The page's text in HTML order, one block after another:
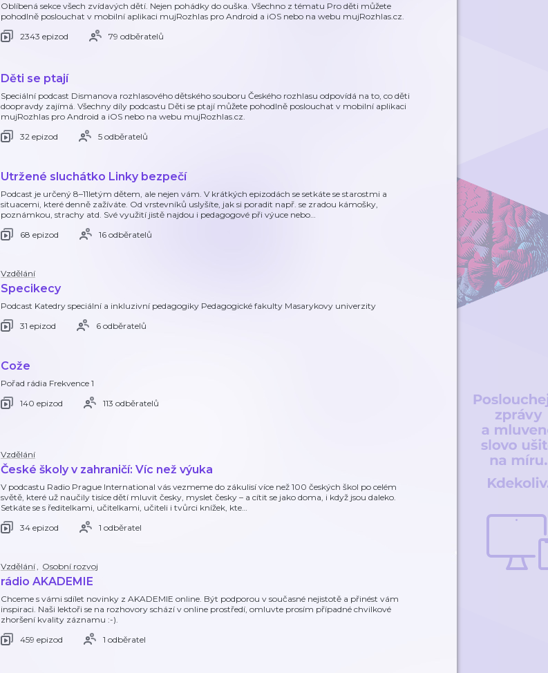
Oblíbená sekce všech zvídavých dětí. Nejen pohádky do ouška. Všechno z tématu Pro děti můžete
pohodlně poslouchat v mobilní aplikaci mujRozhlas pro Android a iOS nebo na webu mujRozhlas.cz.
2343 epizod
79 odběratelů
Děti se ptají
Speciální podcast Dismanova rozhlasového dětského souboru Českého rozhlasu odpovídá na to, co děti
doopravdy zajímá. Všechny díly podcastu Děti se ptají můžete pohodlně poslouchat v mobilní aplikaci
mujRozhlas pro Android a iOS nebo na webu mujRozhlas.cz.
32 epizod
5 odběratelů
Utržené sluchátko Linky bezpečí
Podcast je určený 8–11letým dětem, ale nejen vám. V krátkých epizodách se setkáte se starostmi a
situacemi, které denně zažíváte. Od vrstevníků uslyšíte, jak si poradit např. se zradou kámošky,
poznámkou, strachy atd. Své využití jistě najdou i pedagogové při výuce nebo…
68 epizod
16 odběratelů
Vzdělání
Specikecy
Podcast Katedry speciální a inkluzivní pedagogiky Pedagogické fakulty Masarykovy univerzity
31 epizod
6 odběratelů
Cože
Pořad rádia Frekvence 1
140 epizod
113 odběratelů
Vzdělání
České školy v zahraničí: Víc než výuka
V podcastu Radio Prague International vás vezmeme do zákulisí více než 100 českých škol po celém
světě, které už naučily tisíce dětí mluvit česky, myslet česky – a cítit se jako doma, i když jsou daleko.
Setkáte se s ředitelkami, učitelkami, učiteli i tvůrci knížek, kte…
34 epizod
1 odběratel
Vzdělání, Osobní rozvoj
rádio AKADEMIE
Chceme s vámi sdílet novinky z AKADEMIE online. Být podporou v současné nejistotě a přinést vám
inspiraci. Naši lektoři se na rozhovory schází v online prostředí, omluvte prosím případné chvilkové
zhoršení kvality záznamu :-).
459 epizod
1 odběratel